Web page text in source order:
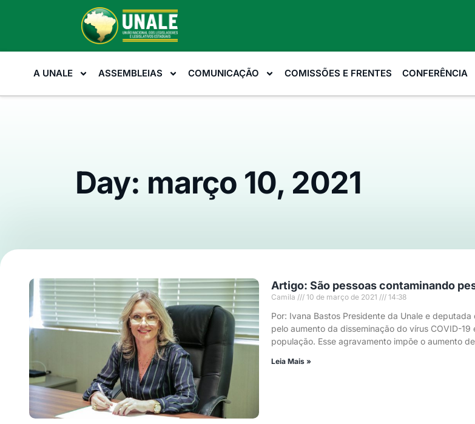
A UNALE ASSEMBLEIAS COMUNICAÇÃO COMISSÕES E FRENTES CONFERÊNCIA
Day: março 10, 2021
Artigo: São pessoas contaminando
Camila 10 de março de 2021 14:38
Por: Ivana Bastos Presidente da Unale e
pelo aumento da disseminação do vírus COVID-
população. Esse agravamento impõe o aumento
Leia Mais »